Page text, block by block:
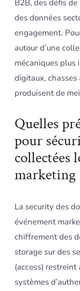
B2B, des défis
des données
engagement.
autour d’une
mécaniques
digitaux,
produisent de
Quelles
pour
collectées
marketing
La security des
événement
chiffrement des
storage sur des
(access)
systèmes